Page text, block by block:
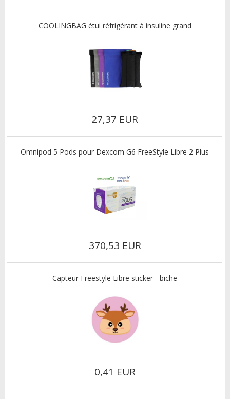
COOLINGBAG étui réfrigérant à insuline grand
27,37 EUR
Omnipod 5 Pods pour Dexcom G6 FreeStyle Libre 2 Plus
370,53 EUR
Capteur Freestyle Libre sticker - biche
0,41 EUR